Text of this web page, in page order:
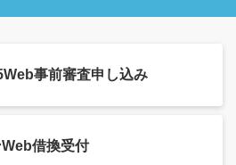
事前審査申し込み
借換受付